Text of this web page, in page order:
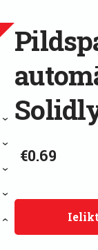
›
›
›
›
›
€0.69